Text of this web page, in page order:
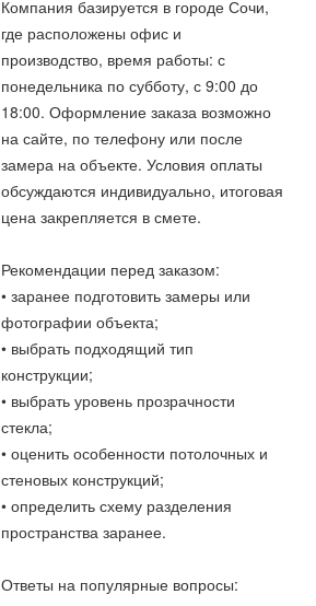
Компания базируется в городе Сочи,
где расположены офис и
производство, время работы: с
понедельника по субботу, с 9:00 до
18:00. Оформление заказа возможно
на сайте, по телефону или после
замера на объекте. Условия оплаты
обсуждаются индивидуально, итоговая
цена закрепляется в смете.
Рекомендации перед заказом:
• заранее подготовить замеры или
фотографии объекта;
• выбрать подходящий тип
конструкции;
• выбрать уровень прозрачности
стекла;
• оценить особенности потолочных и
стеновых конструкций;
• определить схему разделения
пространства заранее.
Ответы на популярные вопросы: